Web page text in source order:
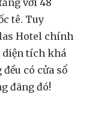
với 48
tê. Tuy
Hotel chính
diện tích khá
có cửa sổ
đãng đó!